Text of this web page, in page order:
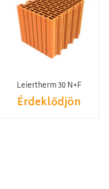
Leiertherm 30 N+F
Érdeklődjön